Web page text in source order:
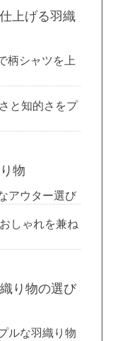
上げる羽織
柄シャツを上
と知的さをプ
物
アウター選び
しゃれを兼ね
り物の選び
ルな羽織り物